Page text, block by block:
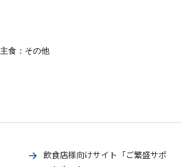
主食：その他
飲食店様向けサイト「ご繁盛サポ